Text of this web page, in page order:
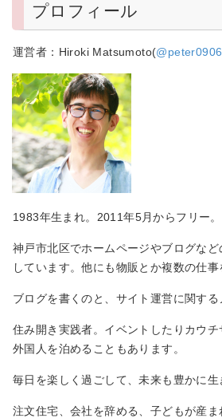
プロフィール
運営者：Hiroki Matsumoto(@peter0906
1983年生まれ。2011年5月からフリー。
神戸市北区でホームページやブログな
しています。他にも物販とか複数の仕事
ブログを書くのと、サイト運営に関する
住み開き実践者。イベントしたりカウ
外国人を泊めることもあります。
毎日を楽しく過ごして、未来も豊かに生
注文住宅、会社を辞める、子どもが産